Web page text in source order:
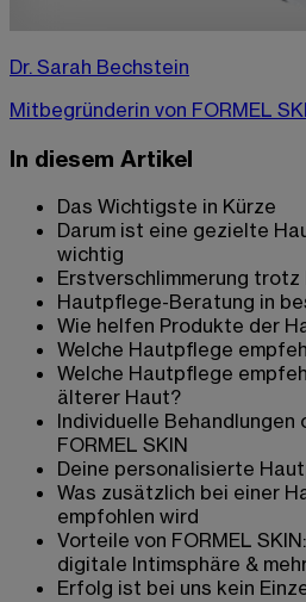
Dr. Sarah Bechstein
Mitbegründerin von FORMEL
In diesem Artikel
Das Wichtigste in Kürze
Darum ist eine gezielte
wichtig
Erstverschlimmerung
Hautpflege-Beratung in
Wie helfen Produkte der
Welche Hautpflege
Welche Hautpflege
älterer Haut?
Individuelle Behandlungen
FORMEL SKIN
Deine personalisierte
Was zusätzlich bei einer
empfohlen wird
Vorteile von FORMEL
digitale Intimsphäre &
Erfolg ist bei uns kein